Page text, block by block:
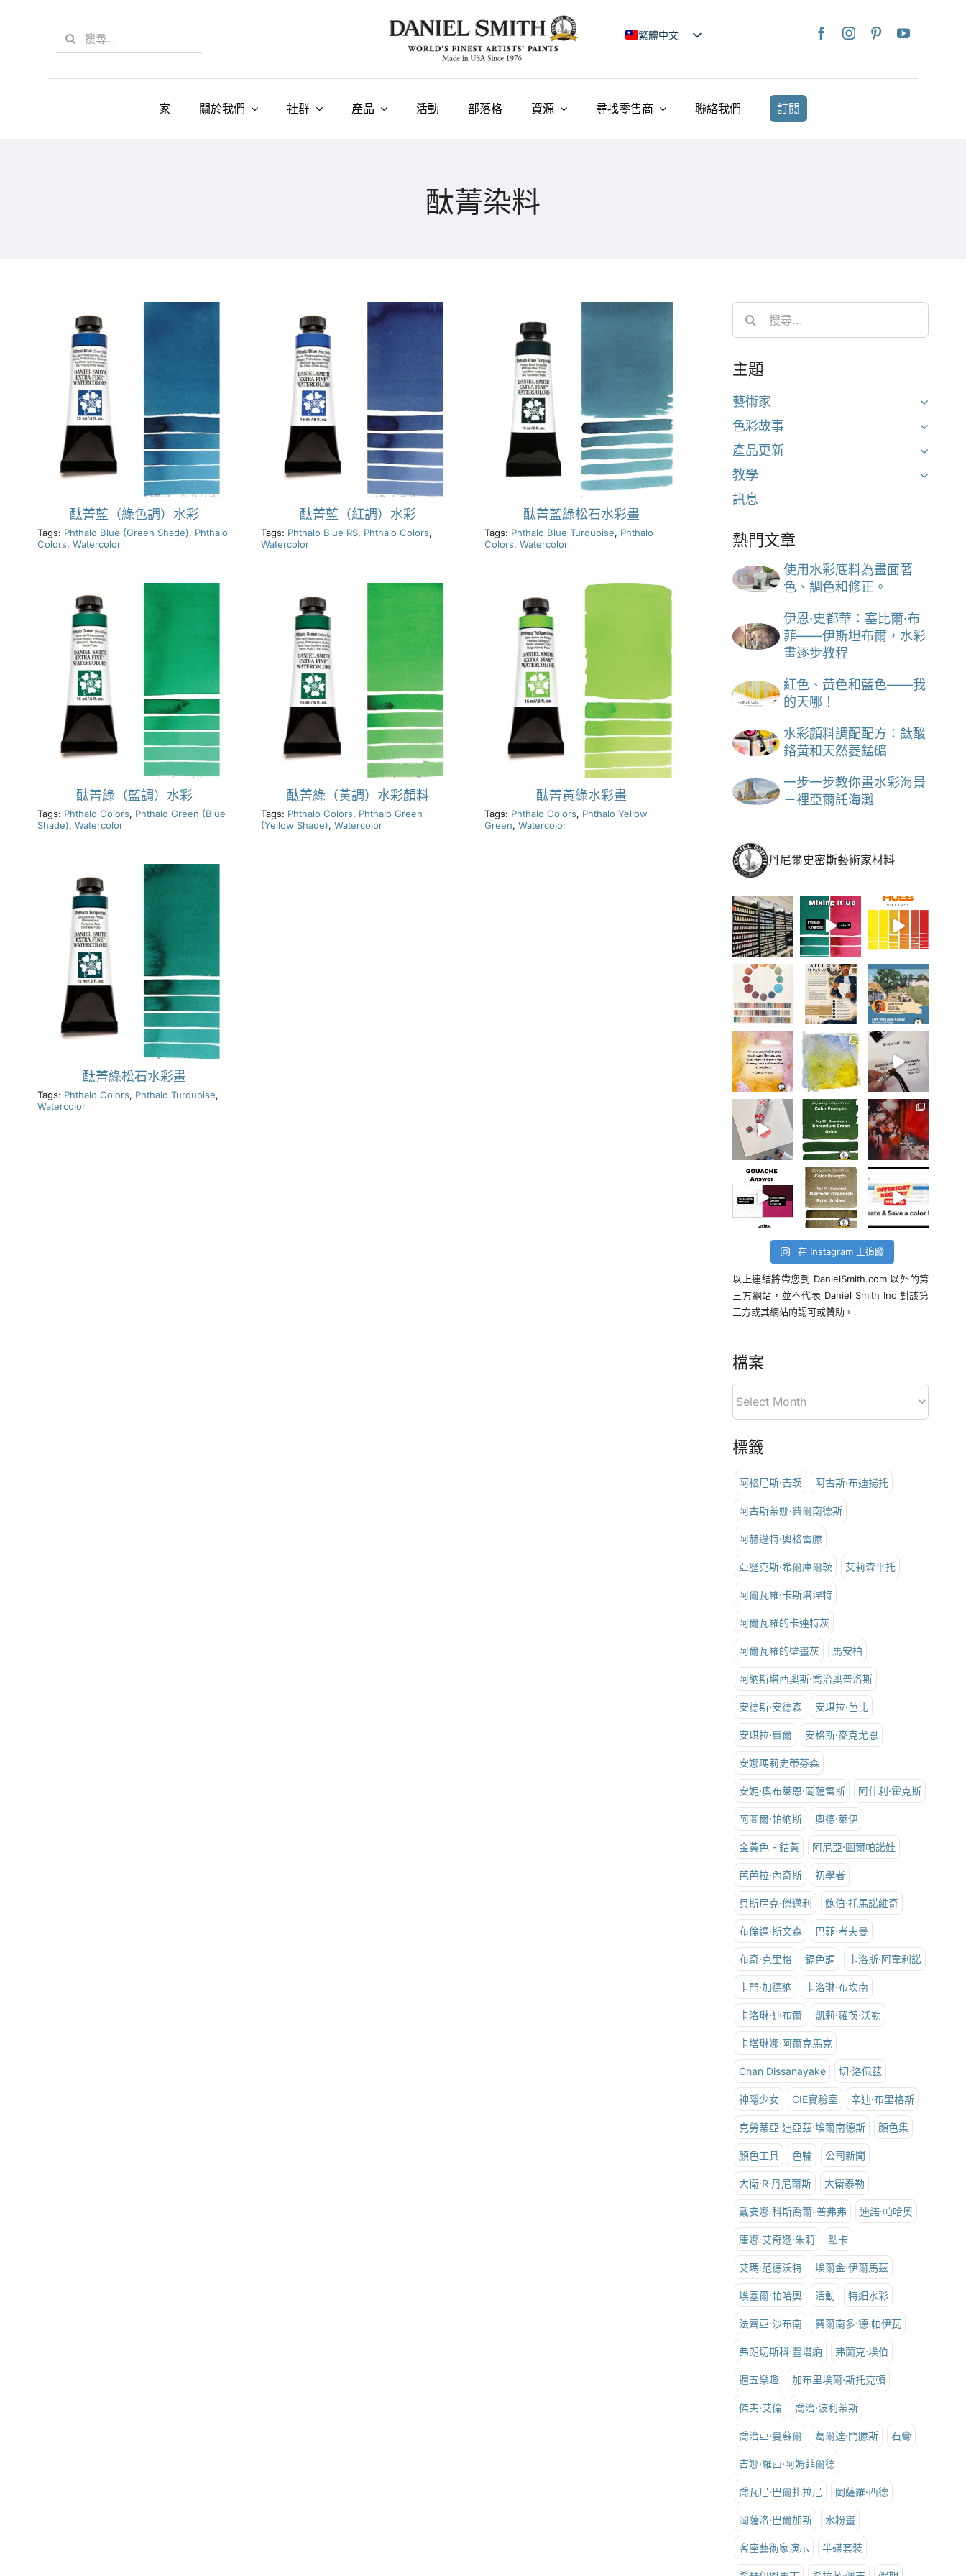
Search
for:
繁體中文
日本語
Français
家 關於我們 社群 產品 活動 部落格 資源 尋找零售商 聯絡我們 訂閱
酞菁染料
酞菁藍（綠色調）水彩
Tags: Phthalo Blue (Green Shade), Phthalo
Colors, Watercolor
酞菁藍（紅調）水彩
Tags: Phthalo Blue RS, Phthalo Colors,
Watercolor
酞菁藍綠松石水彩畫
Tags: Phthalo Blue Turquoise, Phthalo
Colors, Watercolor
酞菁綠（藍調）水彩
Tags: Phthalo Colors, Phthalo Green (Blue
Shade), Watercolor
酞菁綠（黃調）水彩顏料
Tags: Phthalo Colors, Phthalo Green
(Yellow Shade), Watercolor
酞菁黃綠水彩畫
Tags: Phthalo Colors, Phthalo Yellow
Green, Watercolor
酞菁綠松石水彩畫
Tags: Phthalo Colors, Phthalo Turquoise,
Watercolor
Search
for:
主題
藝術家
色彩故事
產品更新
教學
訊息
熱門文章
使用水彩底料為畫面著
色、調色和修正。
伊恩·史都華：塞比爾·布
菲——伊斯坦布爾，水彩
畫逐步教程
紅色、黃色和藍色——我
的天哪！
水彩顏料調配配方：鈦酸
鉻黃和天然菱錳礦
一步一步教你畫水彩海景
－裡亞爾託海灘
丹尼爾史密斯藝術家材料
在 Instagram 上追蹤
以上連結將帶您到 DanielSmith.com 以外的第
三方網站，並不代表 Daniel Smith Inc 對該第
三方或其網站的認可或贊助。.
檔案
標籤
阿格尼斯·吉茨 阿古斯·布迪揚托
阿古斯蒂娜·費爾南德斯
阿赫邁特·奧格雷滕
亞歷克斯·希爾庫爾茨 艾莉森平托
阿爾瓦羅·卡斯塔涅特
阿爾瓦羅的卡連特灰
阿爾瓦羅的壁畫灰 馬安柏
阿納斯塔西奧斯·喬治奧普洛斯
安德斯·安德森 安琪拉·芭比
安琪拉·費爾 安格斯·麥克尤恩
安娜瑪莉史蒂芬森
安妮·奧布萊恩·岡薩雷斯 阿什利·霍克斯
阿圖爾·帕納斯 奧德·萊伊
金黃色 - 鈷黃 阿尼亞·圖爾帕諾娃
芭芭拉·內奇斯 初學者
貝斯尼克·傑邁利 鮑伯·托馬諾維奇
布倫達·斯文森 巴菲·考夫曼
布奇·克里格 鎘色調 卡洛斯·阿韋利諾
卡門·加德納 卡洛琳·布坎南
卡洛琳·迪布爾 凱莉·羅茨·沃勒
卡塔琳娜·阿爾克馬克
Chan Dissanayake 切·洛佩茲
神隱少女 CIE實驗室 辛迪·布里格斯
克勞蒂亞·迪亞茲·埃爾南德斯 顏色集
顏色工具 色輪 公司新聞
大衛·R·丹尼爾斯 大衛泰勒
戴安娜·科斯喬爾-普弗弗 迪諾·帕哈奧
唐娜·艾奇遜·朱莉 點卡
艾瑪·范德沃特 埃爾金·伊爾馬茲
埃塞爾·帕哈奧 活動 特細水彩
法齊亞·沙布南 費爾南多·德·帕伊瓦
弗朗切斯科·豐塔納 弗蘭克·埃伯
週五樂趣 加布里埃爾·斯托克頓
傑夫·艾倫 喬治·波利蒂斯
喬治亞·曼蘇爾 葛爾達·門滕斯 石膏
吉娜·羅西·阿姆菲爾德
喬瓦尼·巴爾扎拉尼 岡薩羅·西德
岡薩洛·巴爾加斯 水粉畫
客座藝術家演示 半碟套裝